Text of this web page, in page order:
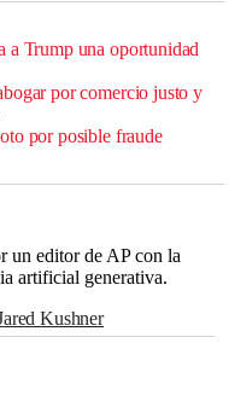
a Trump una oportunidad
por comercio justo y
por posible fraude
un editor de AP con la
artificial generativa.
Jared Kushner